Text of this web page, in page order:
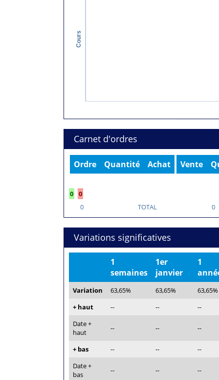
Cours
Carnet d'ordres
Ordre Quantité Achat Vente
0
0
0
TOTAL 0
Variations significatives
1
semaines
1er
janvier
1
Variation 63,65% 63,65%
63,65%
+ haut
-- --
--
Date +
haut
-- -- --
+ bas -- --
--
Date +
bas
-- -- --